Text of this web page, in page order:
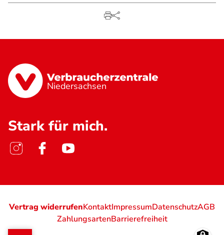
Niedersachsen
Stark für mich.
Vertrag widerrufenKontaktImpressumDatenschutzAGB
ZahlungsartenBarrierefreiheit